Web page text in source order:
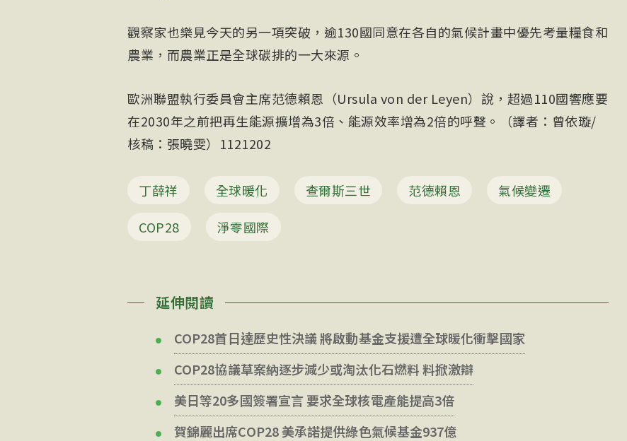
觀察家也樂見今天的另一項突破，逾130國同意在各自的氣候計畫中優先考量糧食和
農業，而農業正是全球碳排的一大來源。
歐洲聯盟執行委員會主席范德賴恩（Ursula von der Leyen）說，超過110國響應要
在2030年之前把再生能源擴增為3倍、能源效率增為2倍的呼聲。（譯者：曾依璇/
核稿：張曉雯）1121202
丁薛祥 全球暖化 查爾斯三世 范德賴恩
氣候變遷
COP28
淨零國際
延伸閱讀
COP28首日達歷史性決議 將啟動基金支援遭全球暖化衝擊國家
COP28協議草案納逐步減少或淘汰化石燃料 料掀激辯
美日等20多國簽署宣言 要求全球核電產能提高3倍
賀錦麗出席COP28 美承諾提供綠色氣候基金937億